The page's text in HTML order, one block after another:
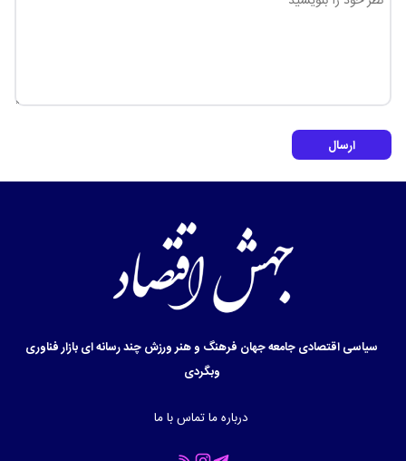
ارسال
سیاسیاقتصادیجامعهجهان فرهنگ و هنرورزشچند رسانه ایبازارفناوری
وبگردی
درباره ماتماس با ما